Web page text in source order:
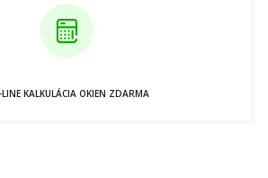
KALKULÁCIA OKIEN ZDARMA